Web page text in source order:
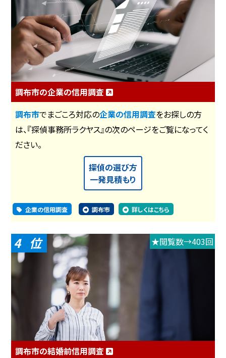
調布市の企業の信用調査
調布市でまごころ対応の企業の信用調査をお探しの方
は、『探偵事務所ラクヤス』の次のページをご覧になってく
ださい。
探偵の選び方
一発見積もり
企業の信用調査 調布市 詳しくはこちら
4 ★閲覧数→403回
調布市の結婚前信用調査